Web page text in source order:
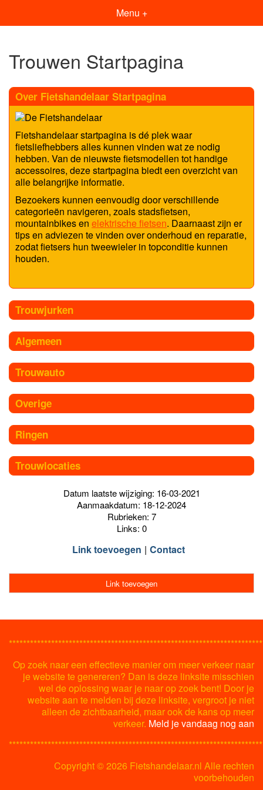
Menu +
Trouwen Startpagina
Over Fietshandelaar Startpagina
Fietshandelaar startpagina is dé plek waar
fietsliefhebbers alles kunnen vinden wat ze nodig
hebben. Van de nieuwste fietsmodellen tot handige
accessoires, deze startpagina biedt een overzicht van
alle belangrijke informatie.
Bezoekers kunnen eenvoudig door verschillende
categorieën navigeren, zoals stadsfietsen,
mountainbikes en elektrische fietsen. Daarnaast zijn er
tips en adviezen te vinden over onderhoud en reparatie,
zodat fietsers hun tweewieler in topconditie kunnen
houden.
Trouwjurken
Algemeen
Trouwauto
Overige
Ringen
Trouwlocaties
Datum laatste wijziging: 16-03-2021
Aanmaakdatum: 18-12-2024
Rubrieken: 7
Links: 0
Link toevoegen Contact
Link toevoegen
Op zoek naar een effectieve manier om meer verkeer naar
je website te genereren? Dan is deze linksite misschien
wel de oplossing waar je naar op zoek bent! Door je
website aan te melden bij deze linksite, vergroot je niet
alleen de zichtbaarheid, maar ook de kans op meer
verkeer. Meld je vandaag nog aan
Copyright ©2026 Fietshandelaar.nl Alle rechten
voorbehouden